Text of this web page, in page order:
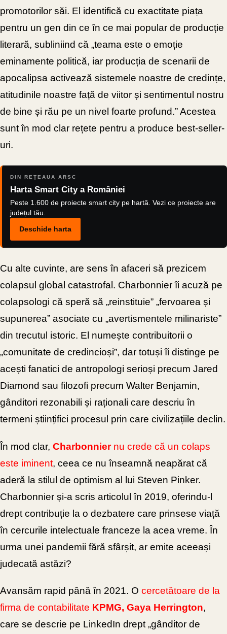
promotorilor săi. El identifică cu exactitate piața
pentru un gen din ce în ce mai popular de producție
literară, subliniind că „teama este o emoție
eminamente politică, iar producția de scenarii de
apocalipsa activează sistemele noastre de credințe,
atitudinile noastre față de viitor și sentimentul nostru
de bine și rău pe un nivel foarte profund.” Acestea
sunt în mod clar rețete pentru a produce best-seller-
uri.
DIN REȚEAUA ARSC
Harta Smart City a României
Peste 1.600 de proiecte smart city pe hartă. Vezi ce proiecte are
județul tău.
Deschide harta
Cu alte cuvinte, are sens în afaceri să prezicem
colapsul global catastrofal. Charbonnier îi acuză pe
colapsologi că speră să „reinstituie” „fervoarea și
supunerea” asociate cu „avertismentele milinariste”
din trecutul istoric. El numește contribuitorii o
„comunitate de credincioși”, dar totuși îi distinge pe
acești fanatici de antropologi serioși precum Jared
Diamond sau filozofi precum Walter Benjamin,
gânditori rezonabili și raționali care descriu în
termeni științifici procesul prin care civilizațiile declin.
În mod clar, Charbonniernu crede că un colaps
este iminent, ceea ce nu înseamnă neapărat că
aderă la stilul de optimism al lui Steven Pinker.
Charbonnier și-a scris articolul în 2019, oferindu-l
drept contribuție la o dezbatere care prinsese viață
în cercurile intelectuale franceze la acea vreme. În
urma unei pandemii fără sfârșit, ar emite aceeași
judecată astăzi?
Avansăm rapid până în 2021. O cercetătoare de la
firma de contabilitate KPMG, Gaya Herrington,
care se descrie pe LinkedIn drept „gânditor de